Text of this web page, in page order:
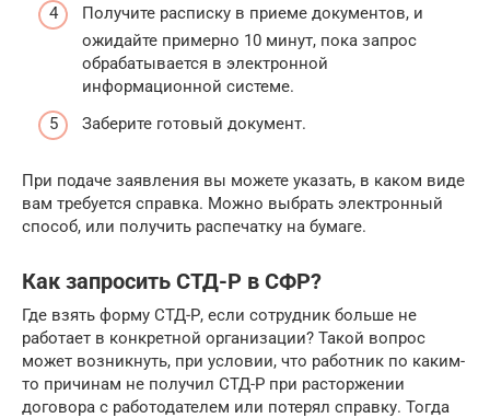
Получите расписку в приеме документов, и
ожидайте примерно 10 минут, пока запрос
обрабатывается в электронной
информационной системе.
Заберите готовый документ.
При подаче заявления вы можете указать, в каком виде
вам требуется справка. Можно выбрать электронный
способ, или получить распечатку на бумаге.
Как запросить СТД-Р в СФР?
Где взять форму СТД-Р, если сотрудник больше не
работает в конкретной организации? Такой вопрос
может возникнуть, при условии, что работник по каким-
то причинам не получил СТД-Р при расторжении
договора с работодателем или потерял справку. Тогда